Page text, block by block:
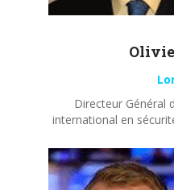
Directeur Général
international en